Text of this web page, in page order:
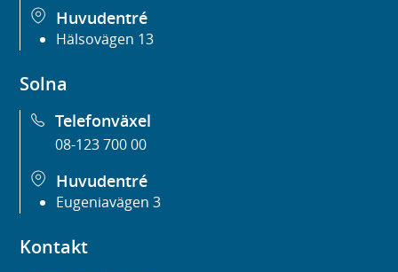
Huvudentré
Hälsovägen 13
Solna
Telefonväxel
08-123 700 00
Huvudentré
Eugeniavägen 3
Kontakt